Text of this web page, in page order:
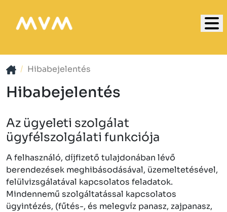
Hibabejelentés
Hibabejelentés
Az ügyeleti szolgálat
ügyfélszolgálati funkciója
A felhasználó, díjfizető tulajdonában lévő
berendezések meghibásodásával, üzemeltetésével,
felülvizsgálatával kapcsolatos feladatok.
Mindennemű szolgáltatással kapcsolatos
ügyintézés, (fűtés-, és melegvíz panasz, zajpanasz,